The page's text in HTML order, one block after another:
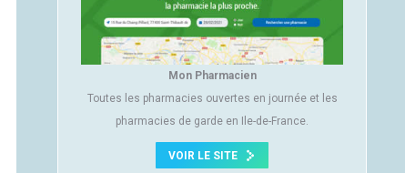
Mon Pharmacien
Toutes les pharmacies ouvertes en journée et les
pharmacies de garde en Ile-de-France.
VOIR LE SITE